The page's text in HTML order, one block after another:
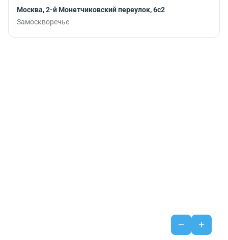
Москва, 2-й Монетчиковский переулок, 6с2
Замоскворечье